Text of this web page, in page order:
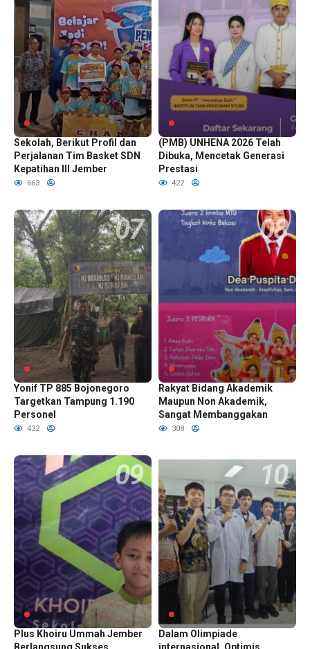
Menempa Juara Dari Bangku
Sekolah, Berikut Profil dan
Perjalanan Tim Basket SDN
Kepatihan III Jember
663
Penerimaan Mahasiswa Baru
(PMB) UNHENA 2026 Telah
Dibuka, Mencetak Generasi
Prestasi
422
Perkuat Ketahanan Pangan,
Yonif TP 885 Bojonegoro
Targetkan Tampung 1.190
Personel
432
Prestasi Siswa Sekolah
Rakyat Bidang Akademik
Maupun Non Akademik,
Sangat Membanggakan
308
Lomba Pidato SD Tahfids
Plus Khoiru Ummah Jember
Siswa Indonesia Bersaing
Dalam Olimpiade